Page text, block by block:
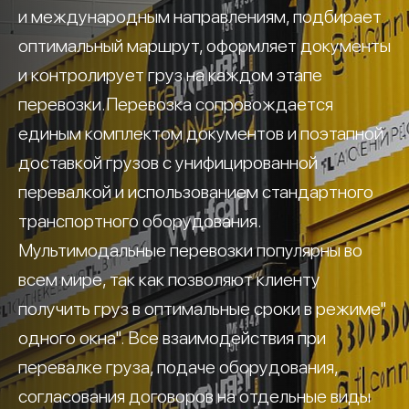
и международным направлениям, подбирает
оптимальный маршрут, оформляет документы
и контролирует груз на каждом этапе
перевозки.Перевозка сопровождается
единым комплектом документов и поэтапной
доставкой грузов с унифицированной
перевалкой и использованием стандартного
транспортного оборудования.
Мультимодальные перевозки популярны во
всем мире, так как позволяют клиенту
получить груз в оптимальные сроки в режиме"
одного окна". Все взаимодействия при
перевалке груза, подаче оборудования,
согласования договоров на отдельные виды